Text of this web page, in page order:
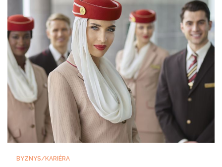
BYZNYS/KARIÉRA